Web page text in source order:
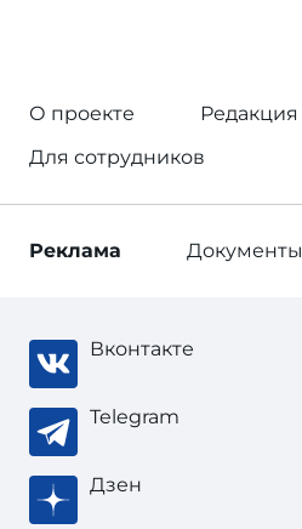
О проекте
Редакция
Для сотрудников
Реклама Документы
Вконтакте
Telegram
Дзен